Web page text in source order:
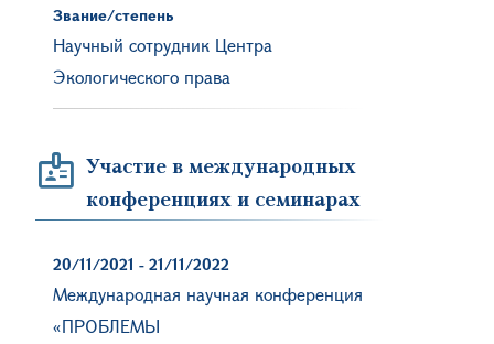
Звание/степень
Научный сотрудник Центра
Экологического права
Участие в международных
конференциях и семинарах
20/11/2021 - 21/11/2022
Международная научная конференция
«ПРОБЛЕМЫ